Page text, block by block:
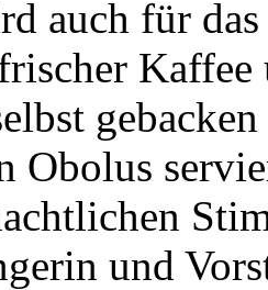
auch für
Obolus
und